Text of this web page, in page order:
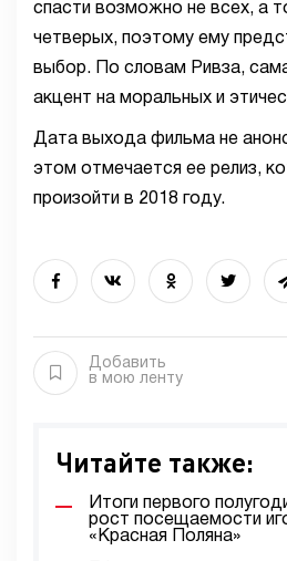
спасти возможно не всех, а
четверых, поэтому ему
выбор. По словам Ривза,
акцент на моральных и
Дата выхода фильма не
этом отмечается ее релиз,
произойти в 2018 году.
Добавить
в мою ленту
Читайте также:
Итоги первого
рост посещаемости
«Красная Поляна»